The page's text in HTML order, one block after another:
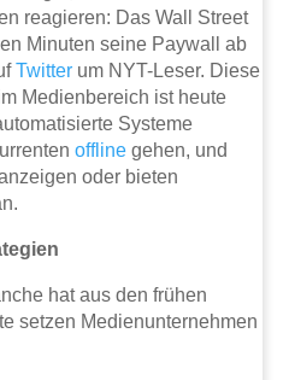
reagieren: Das Wall Street
Minuten seine Paywall ab
Twitter um NYT-Leser. Diese
Medienbereich ist heute
Systeme
offline gehen, und
oder bieten
hat aus den frühen
setzen Medienunternehmen